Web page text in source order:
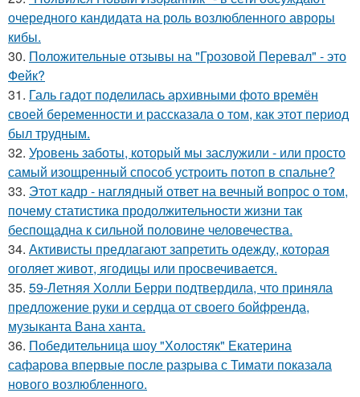
очередного кандидата на роль возлюбленного авроры
кибы.
30. Положительные отзывы на "Грозовой Перевал" - это
Фейк?
31. Галь гадот поделилась архивными фото времён
своей беременности и рассказала о том, как этот период
был трудным.
32. Уровень заботы, который мы заслужили - или просто
самый изощренный способ устроить потоп в спальне?
33. Этот кадр - наглядный ответ на вечный вопрос о том,
почему статистика продолжительности жизни так
беспощадна к сильной половине человечества.
34. Активисты предлагают запретить одежду, которая
оголяет живот, ягодицы или просвечивается.
35. 59-Летняя Холли Берри подтвердила, что приняла
предложение руки и сердца от своего бойфренда,
музыканта Вана ханта.
36. Победительница шоу "Холостяк" Екатерина
сафарова впервые после разрыва с Тимати показала
нового возлюбленного.